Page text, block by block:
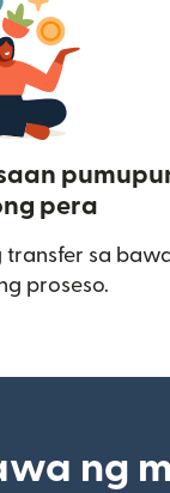
pera
transfer sa
proseso.
ng